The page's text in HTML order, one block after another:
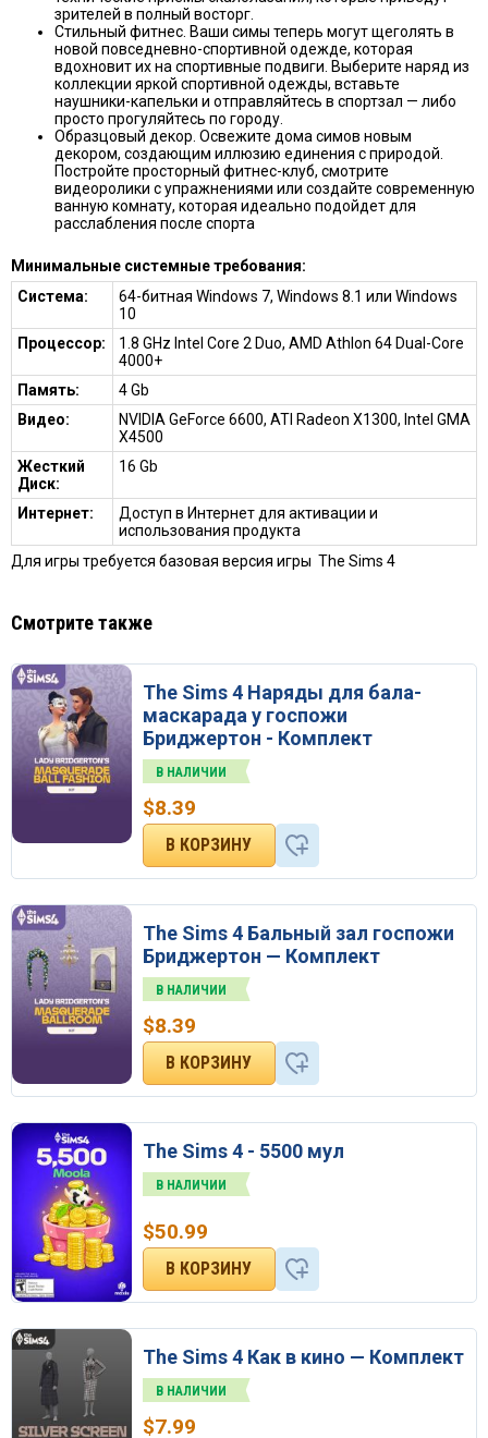
зрителей в полный восторг.
Стильный фитнес. Ваши симы теперь могут щеголять в
новой повседневно-спортивной одежде, которая
вдохновит их на спортивные подвиги. Выберите наряд из
коллекции яркой спортивной одежды, вставьте
наушники-капельки и отправляйтесь в спортзал — либо
просто прогуляйтесь по городу.
Образцовый декор. Освежите дома симов новым
декором, создающим иллюзию единения с природой.
Постройте просторный фитнес-клуб, смотрите
видеоролики с упражнениями или создайте современную
ванную комнату, которая идеально подойдет для
расслабления после спорта
Минимальные системные требования:
Система:
64-битная Windows 7, Windows 8.1 или Windows
10
Процессор:
1.8 GHz Intel Core 2 Duo, AMD Athlon 64 Dual-Core
4000+
Память:
4 Gb
Видео:
NVIDIA GeForce 6600, ATI Radeon X1300, Intel GMA
X4500
Жесткий
Диск:
16 Gb
Интернет:
Доступ в Интернет для активации и
использования продукта
Для игры требуется базовая версия игры The Sims 4
Смотрите также
The Sims 4 Наряды для бала-
маскарада у госпожи
Бриджертон - Комплект
В НАЛИЧИИ
$8.39
The Sims 4 Бальный зал госпожи
Бриджертон — Комплект
В НАЛИЧИИ
$8.39
The Sims 4 - 5500 мул
В НАЛИЧИИ
$50.99
The Sims 4 Как в кино — Комплект
В НАЛИЧИИ
$7.99